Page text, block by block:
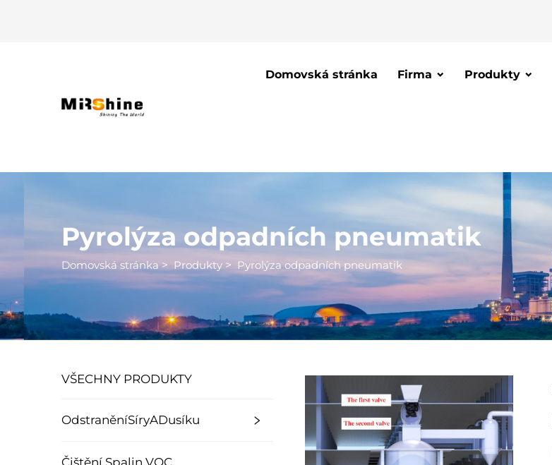
Domovská stránka Firma Produkty
Pyrolýza odpadních pneumatik
Domovská stránka>Produkty > Pyrolýza odpadních pneumatik
VŠECHNY PRODUKTY
OdstraněníSíryADusíku
Čištění Spalin VOC